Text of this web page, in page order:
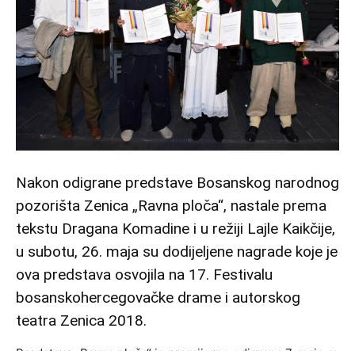
Nakon odigrane predstave Bosanskog narodnog
pozorišta Zenica „Ravna ploča“, nastale prema
tekstu Dragana Komadine i u režiji Lajle Kaikčije,
u subotu, 26. maja su dodijeljene nagrade koje je
ova predstava osvojila na 17. Festivalu
bosanskohercegovačke drame i autorskog
teatra Zenica 2018.